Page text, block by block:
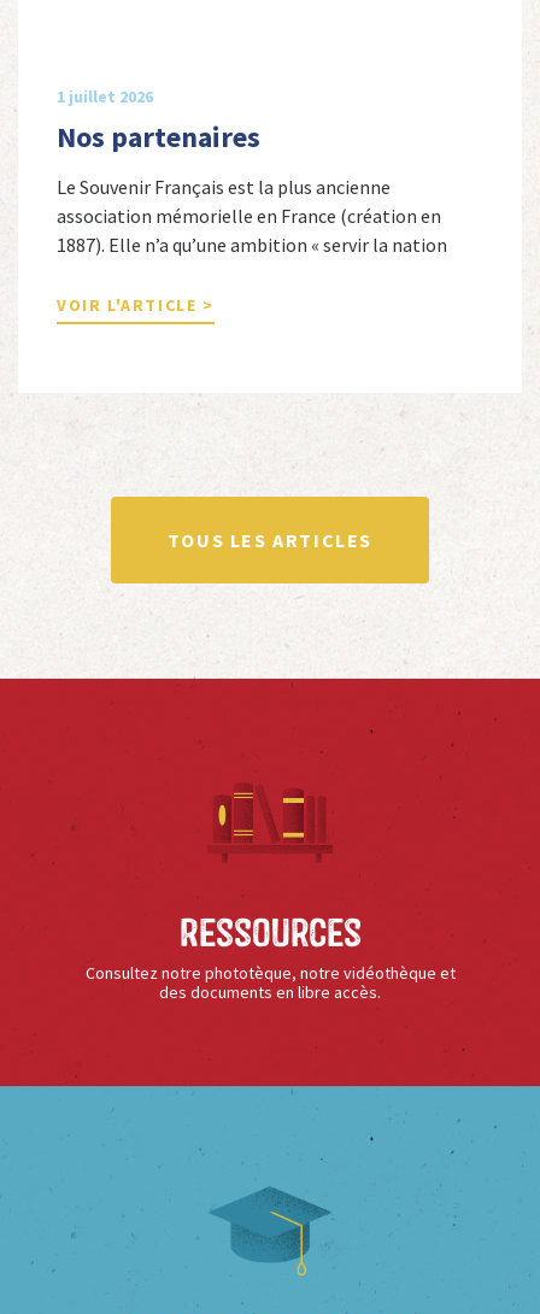
1 juillet 2026
Nos partenaires
Le Souvenir Français est la plus ancienne
association mémorielle en France (création en
1887). Elle n’a qu’une ambition « servir la nation
nationale de la France. Afin d’atteindre cet objectif,
Le Souvenir Français entretient des liens amicaux
totalité ou partiellement afin de faire vivre […]
VOIR L'ARTICLE >
TOUS LES ARTICLES
Ressources
Consultez notre phototèque, notre vidéothèque et
des documents en libre accès.